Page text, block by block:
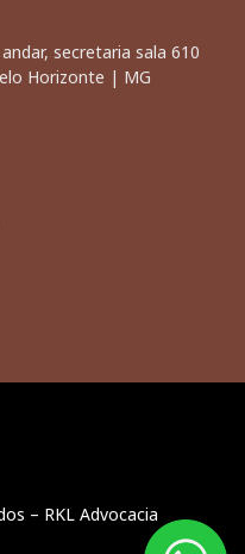
secretaria sala 610
Horizonte | MG
– RKL Advocacia